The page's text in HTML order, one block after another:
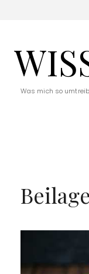
Was mich so